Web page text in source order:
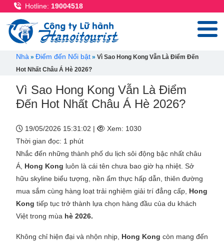
Hotline: 19004518
Breadcrumb
Nhà Điểm đến Nổi bật
Vì Sao Hong Kong Vẫn Là Điểm Đến
Hot Nhất Châu Á Hè 2026?
Vì Sao Hong Kong Vẫn Là Điểm
Đến Hot Nhất Châu Á Hè 2026?
19/05/2026 15:31:02 |
Xem: 1030
Thời gian đọc: 1 phút
Nhắc đến những thành phố du lịch sôi động bậc nhất châu
Á, Hong Kong luôn là cái tên chưa bao giờ hạ nhiệt. Sở
hữu skyline biểu tượng, nền ẩm thực hấp dẫn, thiên đường
mua sắm cùng hàng loạt trải nghiệm giải trí đẳng cấp, Hong
Kong tiếp tục trở thành lựa chọn hàng đầu của du khách
Việt trong mùa hè 2026.
Không chỉ hiện đại và nhộn nhịp, Hong Kong còn mang đến